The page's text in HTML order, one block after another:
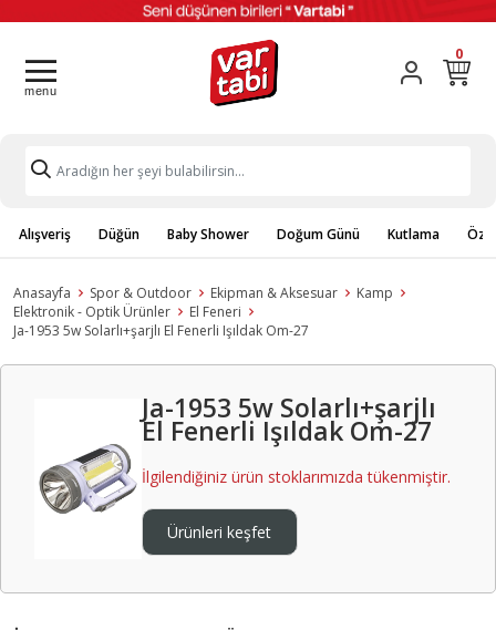
0
Alışveriş Düğün Baby Shower Doğum Günü Kutlama
Anasayfa Spor & Outdoor Ekipman & Aksesuar
Kamp
Elektronik - Optik Ürünler
El Feneri
Ja-1953 5w Solarlı+şarjlı El Fenerli Işıldak Om-27
Ja-1953 5w Solarlı+şarjlı
El Fenerli Işıldak Om-27
İlgilendiğiniz ürün stoklarımızda tükenmiştir.
Ürünleri keşfet